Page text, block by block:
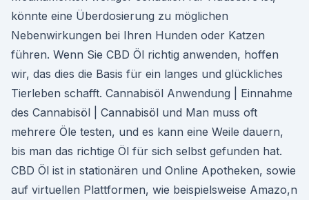
könnte eine Überdosierung zu möglichen
Nebenwirkungen bei Ihren Hunden oder Katzen
führen. Wenn Sie CBD Öl richtig anwenden, hoffen
wir, das dies die Basis für ein langes und glückliches
Tierleben schafft. Cannabisöl Anwendung | Einnahme
des Cannabisöl | Cannabisöl und Man muss oft
mehrere Öle testen, und es kann eine Weile dauern,
bis man das richtige Öl für sich selbst gefunden hat.
CBD Öl ist in stationären und Online Apotheken, sowie
auf virtuellen Plattformen, wie beispielsweise Amazo,n